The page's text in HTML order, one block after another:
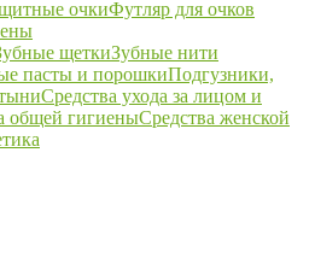
очкиФутляр для очков
щеткиЗубные нити
пасты и порошкиПодгузники,
Средства ухода за лицом и
общей гигиеныСредства женской